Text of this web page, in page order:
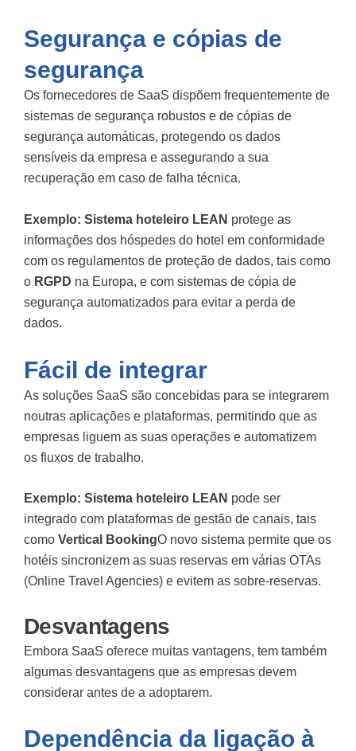
Segurança e cópias de
segurança
Os fornecedores de SaaS dispõem frequentemente de
sistemas de segurança robustos e de cópias de
segurança automáticas, protegendo os dados
sensíveis da empresa e assegurando a sua
recuperação em caso de falha técnica.
Exemplo: Sistema hoteleiro LEAN protege as
informações dos hóspedes do hotel em conformidade
com os regulamentos de proteção de dados, tais como
o RGPD na Europa, e com sistemas de cópia de
segurança automatizados para evitar a perda de
dados.
Fácil de integrar
As soluções SaaS são concebidas para se integrarem
noutras aplicações e plataformas, permitindo que as
empresas liguem as suas operações e automatizem
os fluxos de trabalho.
Exemplo: Sistema hoteleiro LEAN pode ser
integrado com plataformas de gestão de canais, tais
como Vertical BookingO novo sistema permite que os
hotéis sincronizem as suas reservas em várias OTAs
(Online Travel Agencies) e evitem as sobre-reservas.
Desvantagens
Embora SaaS oferece muitas vantagens, tem também
algumas desvantagens que as empresas devem
considerar antes de a adoptarem.
Dependência da ligação à